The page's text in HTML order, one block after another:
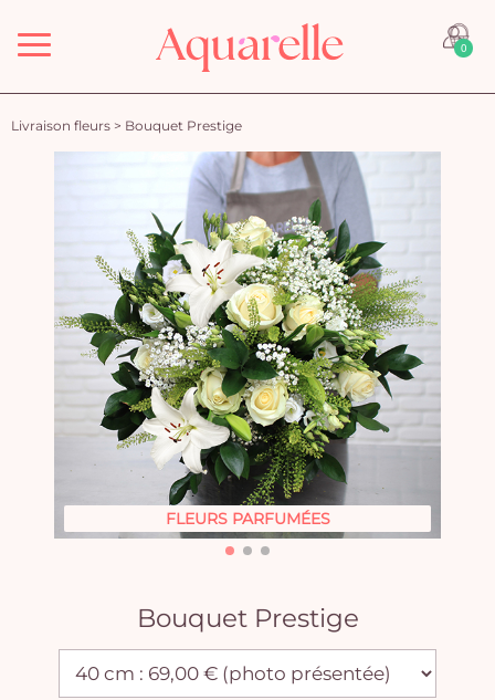
Menu 0
Livraison fleurs > Bouquet Prestige
FLEURS PARFUMÉES
Bouquet Prestige